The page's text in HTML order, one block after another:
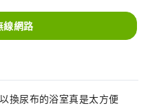
線網路
換尿布的浴室真是太方便